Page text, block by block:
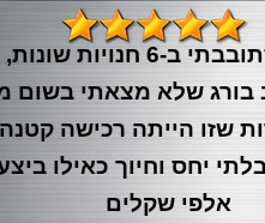
אחרי שהסתובבתי ב-6
בורג שלא מצאתי בשום
יחס וחיוך כאילו
אלפי שקלים